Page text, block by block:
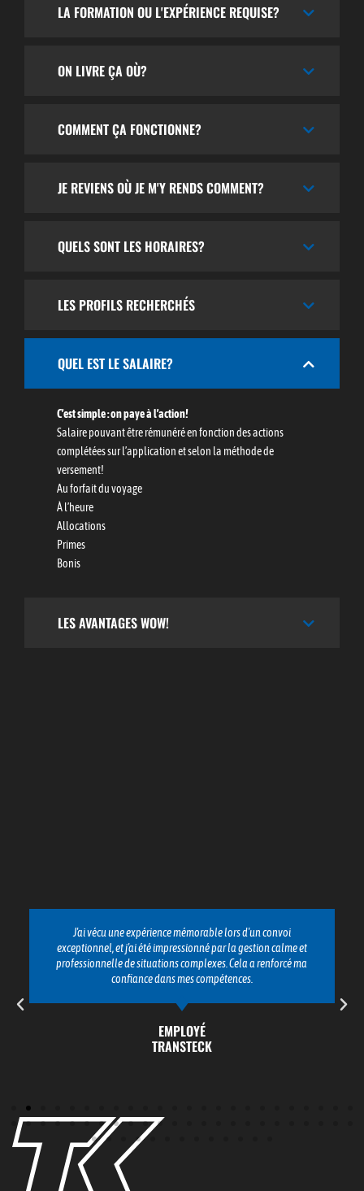
LA FORMATION OU L'EXPÉRIENCE REQUISE?
ON LIVRE ÇA OÙ?
COMMENT ÇA FONCTIONNE?
JE REVIENS OÙ JE M'Y RENDS COMMENT?
QUELS SONT LES HORAIRES?
LES PROFILS RECHERCHÉS
QUEL EST LE SALAIRE?
C’est simple : on paye à l’action!
Salaire pouvant être rémunéré en fonction des actions
complétées sur l’application et selon la méthode de
versement!
Au forfait du voyage
À l’heure
Allocations
Primes
Bonis
LES AVANTAGES WOW!
J'ai vécu une expérience mémorable lors d'un convoi
exceptionnel, et j'ai été impressionné par la gestion calme et
professionnelle de situations complexes. Cela a renforcé ma
confiance dans mes compétences.
EMPLOYÉ
TRANSTECK